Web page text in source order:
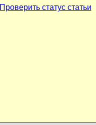
Проверить статус статьи